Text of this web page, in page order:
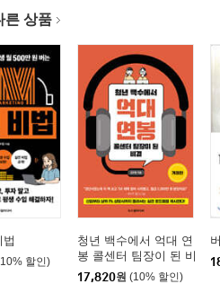
가 억대 연봉 받은 6가지 사례들
심○○님 수강생 사례〉
만 원 넘게 벌었어요.”
, 강○○님 수강생 사례〉
등을 하다가 전문가 만나 1등”
기, 이○○님 수강생 사례〉
급여 1,300만 원”
, 박○○님 수강생 사례〉
전체 1등”
수강 후 매일 5건”
, 이○○님 사례〉
른 상품
할인)
청년 백수에서 억대 연
봉 콜센터 팀장이 된 비
결
17,820원 (10% 할인)